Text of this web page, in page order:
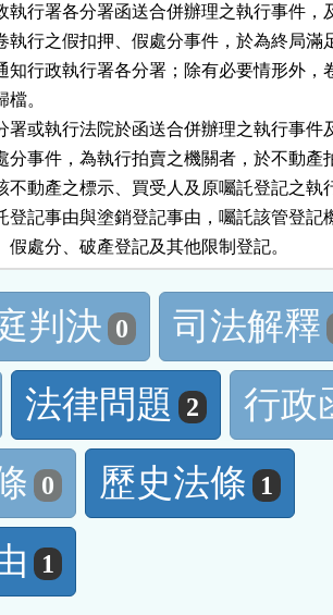
執行署各分署函送合併辦理之執行事件，
執行之假扣押、假處分事件，於為終局滿
知行政執行署各分署；除有必要情形外，
檔。
署或執行法院於函送合併辦理之執行事件
分事件，為執行拍賣之機關者，於不動產
不動產之標示、買受人及原囑託登記之執
登記事由與塗銷登記事由，囑託該管登記
假處分、破產登記及其他限制登記。
判決 0
司法解釋
法律問題 2
行政
0 歷史法條 1
1